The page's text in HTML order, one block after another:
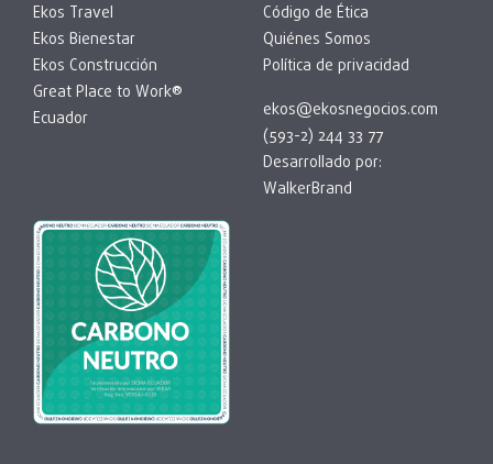
Ekos Travel
Ekos Bienestar
Ekos Construcción
Great Place to Work®
Ecuador
Código de Ética
Quiénes Somos
Política de privacidad
ekos@ekosnegocios.com
(593-2) 244 33 77
Desarrollado por:
WalkerBrand